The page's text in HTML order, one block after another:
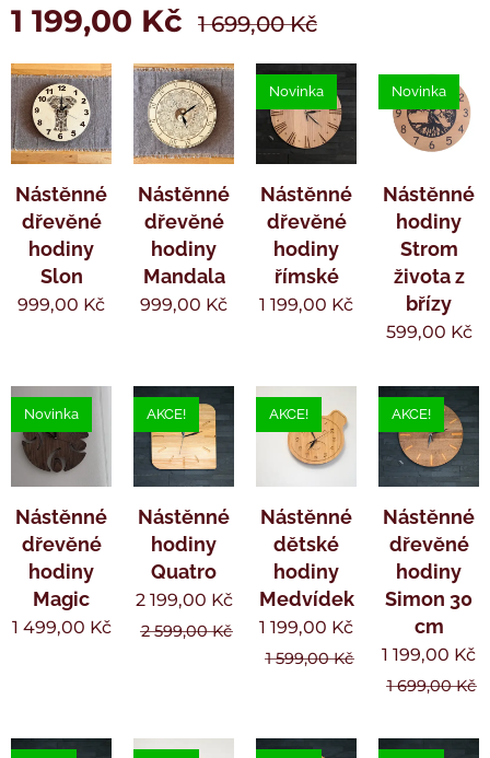
1 199,00 Kč 1 699,00Kč
Nástěnné
dřevěné
hodiny
Slon
999,00 Kč
Nástěnné
dřevěné
hodiny
Mandala
999,00 Kč
Nástěnné
dřevěné
hodiny
římské
Novinka
1 199,00 Kč
Nástěnné
hodiny
Strom
života z
břízy
Novinka
599,00 Kč
Nástěnné
dřevěné
hodiny
Magic
Novinka
1 499,00 Kč
Nástěnné
hodiny
Quatro
AKCE!
2 199,00 Kč
2 599,00Kč
Nástěnné
dětské
hodiny
Medvídek
AKCE!
1 199,00 Kč
1 599,00Kč
Nástěnné
dřevěné
hodiny
Simon 30
cm
AKCE!
1 199,00 Kč
1 699,00Kč